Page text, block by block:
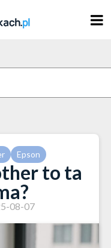
Epson
to ta
08-07